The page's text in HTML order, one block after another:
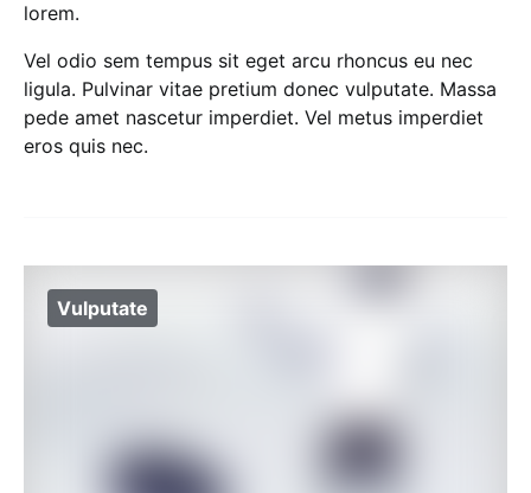
lorem.
Vel odio sem tempus sit eget arcu rhoncus eu nec
ligula. Pulvinar vitae pretium donec vulputate. Massa
pede amet nascetur imperdiet. Vel metus imperdiet
eros quis nec.
Vulputate